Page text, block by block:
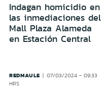
Indagan homicidio en
las inmediaciones del
Mall Plaza Alameda
en Estación Central
REDMAULE
07/03/2024 - 09:33
HRS